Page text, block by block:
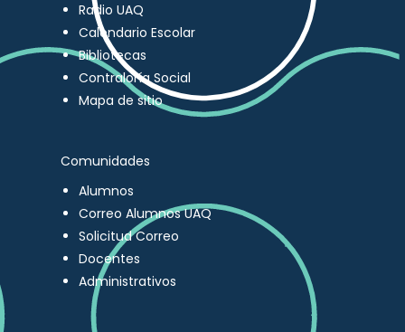
Radio UAQ
Calendario Escolar
Bibliotecas
Contraloría Social
Mapa de sitio
Comunidades
Alumnos
Correo Alumnos UAQ
Solicitud Correo
Docentes
Administrativos